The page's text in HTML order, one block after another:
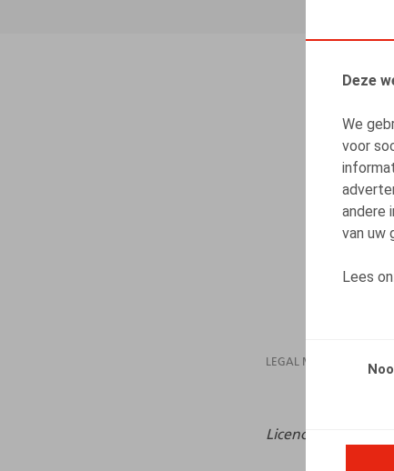
Deze
We
voor
andere
van uw
Lees
LEGAL MAGAZINES
Licenciement &